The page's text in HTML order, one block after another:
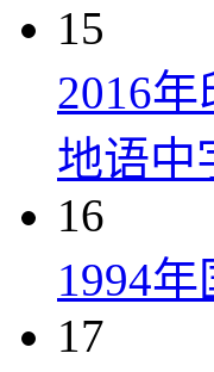
15
2016
地语中
16
1994
17